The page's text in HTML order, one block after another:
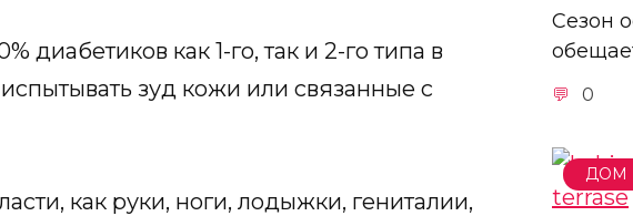
диабетиков как 1-го, так и 2-го типа в
зуд кожи или связанные с
как руки, ноги, лодыжки, гениталии,
Сезон
0
ДОМ